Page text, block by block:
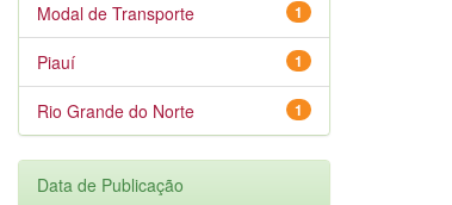
1
Modal de Transporte
1
Piauí
1
Rio Grande do Norte
Data de Publicação